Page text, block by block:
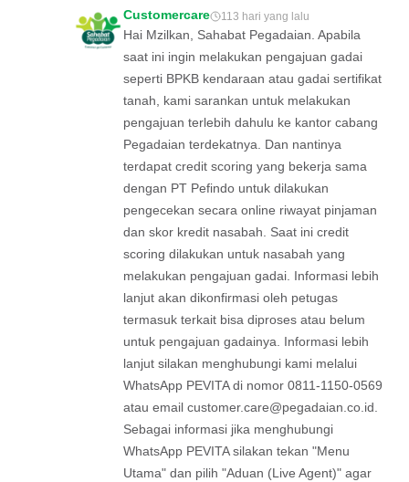
Customercare 113 hari yang lalu
Hai Mzilkan, Sahabat Pegadaian. Apabila
saat ini ingin melakukan pengajuan gadai
seperti BPKB kendaraan atau gadai sertifikat
tanah, kami sarankan untuk melakukan
pengajuan terlebih dahulu ke kantor cabang
Pegadaian terdekatnya. Dan nantinya
terdapat credit scoring yang bekerja sama
dengan PT Pefindo untuk dilakukan
pengecekan secara online riwayat pinjaman
dan skor kredit nasabah. Saat ini credit
scoring dilakukan untuk nasabah yang
melakukan pengajuan gadai. Informasi lebih
lanjut akan dikonfirmasi oleh petugas
termasuk terkait bisa diproses atau belum
untuk pengajuan gadainya. Informasi lebih
lanjut silakan menghubungi kami melalui
WhatsApp PEVITA di nomor 0811-1150-0569
atau email customer.care@pegadaian.co.id
Sebagai informasi jika menghubungi
WhatsApp PEVITA silakan tekan "Menu
Utama" dan pilih "Aduan (Live Agent)" agar